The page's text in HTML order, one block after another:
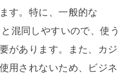
す。特に、一般的な
混同しやすいので、使う
があります。また、カジ
用されないため、ビジネ